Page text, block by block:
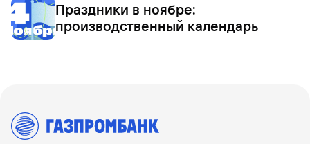
Праздники в ноябре:
производственный календарь